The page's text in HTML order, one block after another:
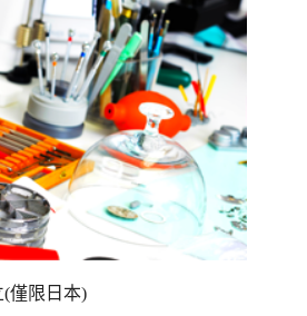
僅限日本)